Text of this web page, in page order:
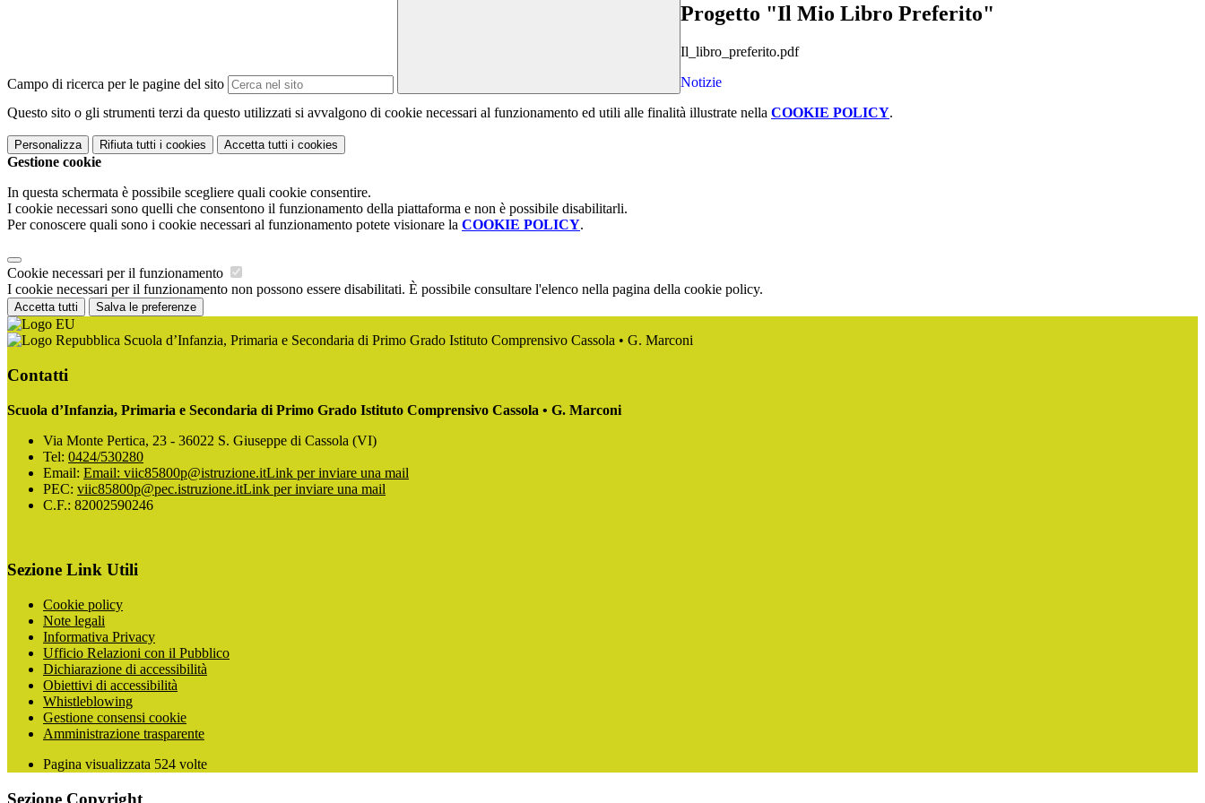
Campo di ricerca per le pagine del sito
Progetto "Il Mio Libro Preferito"
Il_libro_preferito.pdf
Notizie
Questo sito o gli strumenti terzi da questo utilizzati si avvalgono di cookie necessari al funzionamento ed utili alle finalità illustrate nella COOKIE POLICY.
Personalizza Rifiuta tutti i cookies Accetta tutti i cookies
Gestione cookie
In questa schermata è possibile scegliere quali cookie consentire.
I cookie necessari sono quelli che consentono il funzionamento della piattaforma e non è possibile disabilitarli.
Per conoscere quali sono i cookie necessari al funzionamento potete visionare la COOKIE POLICY.
Cookie necessari per il funzionamento
I cookie necessari per il funzionamento non possono essere disabilitati. È possibile consultare l'elenco nella pagina della cookie policy.
Accetta tutti Salva le preferenze
Scuola d’Infanzia, Primaria e Secondaria di Primo Grado Istituto Comprensivo Cassola • G. Marconi
Contatti
Scuola d’Infanzia, Primaria e Secondaria di Primo Grado Istituto Comprensivo Cassola • G. Marconi
Via Monte Pertica, 23 - 36022 S. Giuseppe di Cassola (VI)
Tel: 0424/530280
Email: Email: viic85800p@istruzione.itLink per inviare una mail
PEC: viic85800p@pec.istruzione.itLink per inviare una mail
C.F.: 82002590246
Sezione Link Utili
Cookie policy
Note legali
Informativa Privacy
Ufficio Relazioni con il Pubblico
Dichiarazione di accessibilità
Obiettivi di accessibilità
Whistleblowing
Gestione consensi cookie
Amministrazione trasparente
Pagina visualizzata 524 volte
Sezione Copyright